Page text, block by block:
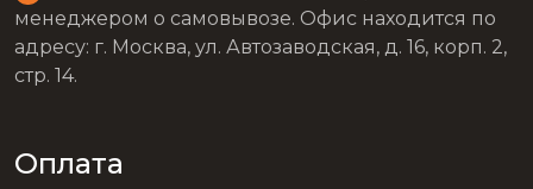
менеджером о самовывозе. Офис находится по
адресу: г. Москва, ул. Автозаводская, д. 16, корп. 2,
стр. 14.
Оплата